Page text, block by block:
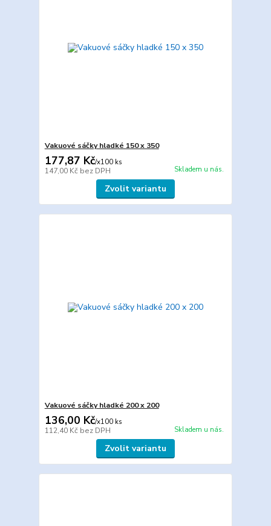
Vakuové sáčky hladké 150 x 350
177,87 Kč/x100 ks
147,00 Kč bez DPH Skladem u nás.
Zvolit variantu
Vakuové sáčky hladké 200 x 200
136,00 Kč/x100 ks
112,40 Kč bez DPH Skladem u nás.
Zvolit variantu